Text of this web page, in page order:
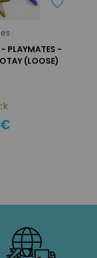
- PLAYMATES -
(LOOSE)